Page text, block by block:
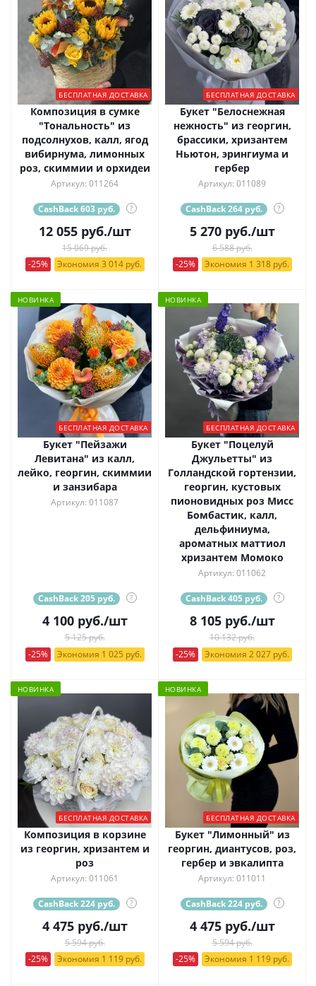
БЕСПЛАТНАЯ ДОСТАВКА
Композиция в сумке
"Тональность" из
подсолнухов, калл, ягод
вибирнума, лимонных
роз, скиммии и орхидеи
Артикул: 011264
CashBack 603 руб. ?
12 055руб./шт
15 069 руб.
-25%
Экономия 3 014 руб.
БЕСПЛАТНАЯ ДОСТАВКА
Букет "Белоснежная
нежность" из георгин,
брассики, хризантем
Ньютон, эрингиума и
гербер
Артикул: 011089
CashBack 264 руб. ?
5 270руб./шт
6 588 руб.
-25%
Экономия 1 318 руб.
НОВИНКА
БЕСПЛАТНАЯ ДОСТАВКА
Букет "Пейзажи
Левитана" из калл,
лейко, георгин, скиммии
и занзибара
Артикул: 011087
CashBack 205 руб. ?
4 100руб./шт
5 125 руб.
-25%
Экономия 1 025 руб.
НОВИНКА
БЕСПЛАТНАЯ ДОСТАВКА
Букет "Поцелуй
Джульетты" из
Голландской гортензии,
георгин, кустовых
пионовидных роз Мисс
Бомбастик, калл,
дельфиниума,
ароматных маттиол
хризантем Момоко
Артикул: 011062
CashBack 405 руб. ?
8 105руб./шт
10 132 руб.
-25%
Экономия 2 027 руб.
НОВИНКА
БЕСПЛАТНАЯ ДОСТАВКА
Композиция в корзине
из георгин, хризантем и
роз
Артикул: 011061
CashBack 224 руб. ?
4 475руб./шт
5 594 руб.
-25%
Экономия 1 119 руб.
НОВИНКА
БЕСПЛАТНАЯ ДОСТАВКА
Букет "Лимонный" из
георгин, диантусов, роз,
гербер и эвкалипта
Артикул: 011011
CashBack 224 руб. ?
4 475руб./шт
5 594 руб.
-25%
Экономия 1 119 руб.